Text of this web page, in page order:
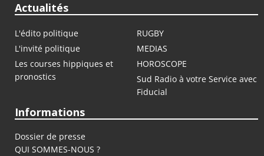
Actualités
L'édito politique
RUGBY
L'invité politique
MEDIAS
Les courses hippiques et
pronostics
HOROSCOPE
Sud Radio à votre Service avec
Fiducial
Informations
Dossier de presse
QUI SOMMES-NOUS ?